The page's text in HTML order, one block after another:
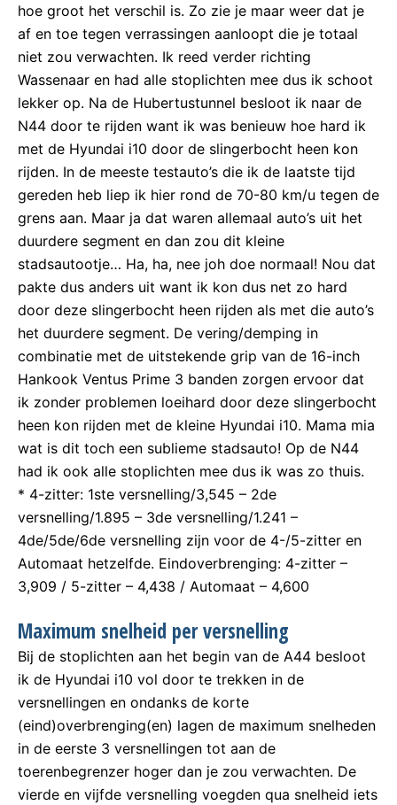
hoe groot het verschil is. Zo zie je maar weer dat je
af en toe tegen verrassingen aanloopt die je totaal
niet zou verwachten. Ik reed verder richting
Wassenaar en had alle stoplichten mee dus ik schoot
lekker op. Na de Hubertustunnel besloot ik naar de
N44 door te rijden want ik was benieuw hoe hard ik
met de Hyundai i10 door de slingerbocht heen kon
rijden. In de meeste testauto’s die ik de laatste tijd
gereden heb liep ik hier rond de 70-80 km/u tegen de
grens aan. Maar ja dat waren allemaal auto’s uit het
duurdere segment en dan zou dit kleine
stadsautootje… Ha, ha, nee joh doe normaal! Nou dat
pakte dus anders uit want ik kon dus net zo hard
door deze slingerbocht heen rijden als met die auto’s
het duurdere segment. De vering/demping in
combinatie met de uitstekende grip van de 16-inch
Hankook Ventus Prime 3 banden zorgen ervoor dat
ik zonder problemen loeihard door deze slingerbocht
heen kon rijden met de kleine Hyundai i10. Mama mia
wat is dit toch een sublieme stadsauto! Op de N44
had ik ook alle stoplichten mee dus ik was zo thuis.
* 4-zitter: 1ste versnelling/3,545 – 2de
versnelling/1.895 – 3de versnelling/1.241 –
4de/5de/6de versnelling zijn voor de 4-/5-zitter en
Automaat hetzelfde. Eindoverbrenging: 4-zitter –
3,909 / 5-zitter – 4,438 / Automaat – 4,600
Maximum snelheid per versnelling
Bij de stoplichten aan het begin van de A44 besloot
ik de Hyundai i10 vol door te trekken in de
versnellingen en ondanks de korte
(eind)overbrenging(en) lagen de maximum snelheden
in de eerste 3 versnellingen tot aan de
toerenbegrenzer hoger dan je zou verwachten. De
vierde en vijfde versnelling voegden qua snelheid iets